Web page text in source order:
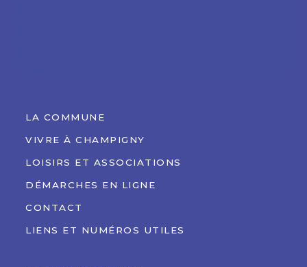
LA COMMUNE
VIVRE À CHAMPIGNY
LOISIRS ET ASSOCIATIONS
DÉMARCHES EN LIGNE
CONTACT
LIENS ET NUMÉROS UTILES